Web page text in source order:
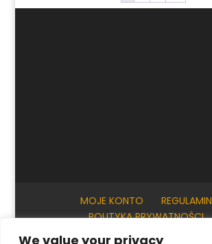
We value your privacy
MOJE KONTO
REGULAMIN
POLITYKA PRYWATNOŚCI
INFORMACJE PRAKTYCZNE